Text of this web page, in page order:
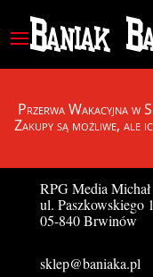
Przerwa Wakacyjna w
Zakupy są możliwe, ale
Sklep
RPG Media
ul. Paszkowskiego 1
05-840 Brwinów
sklep@baniaka.pl